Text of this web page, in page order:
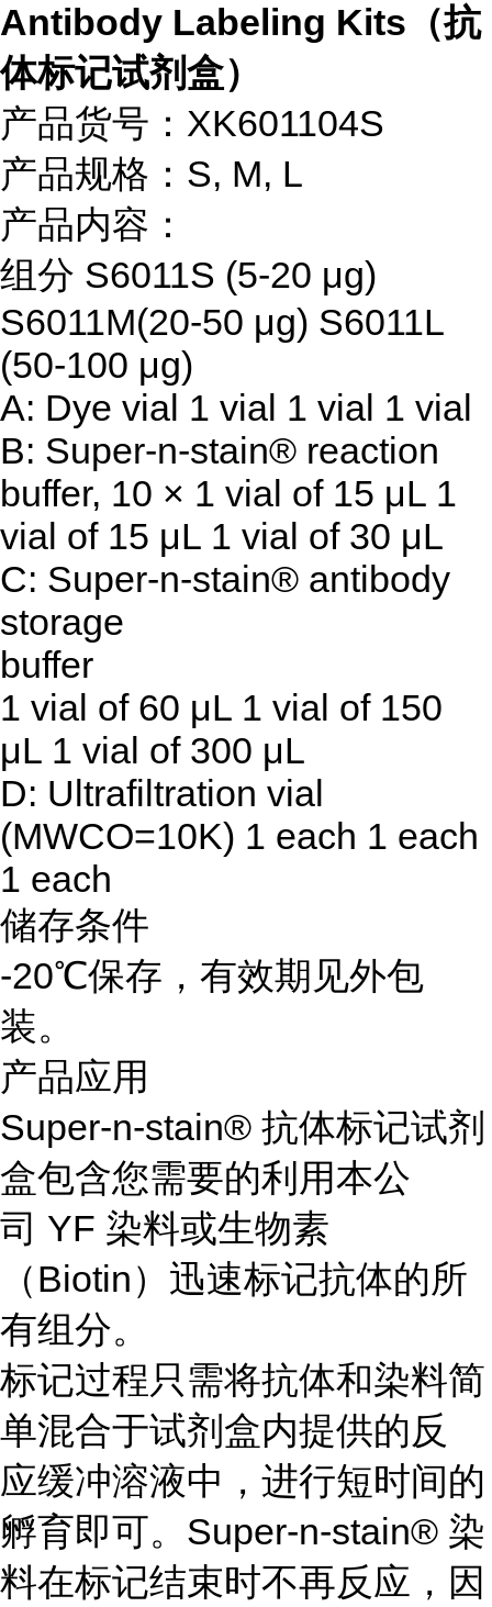
Antibody Labeling Kits（抗
体标记试剂盒）
产品货号：XK601104S
产品规格：S, M, L
产品内容：
组分 S6011S (5-20 μg)
S6011M(20-50 μg) S6011L
(50-100 μg)
A: Dye vial 1 vial 1 vial 1 vial
B: Super-n-stain® reaction
buffer, 10 × 1 vial of 15 μL 1
vial of 15 μL 1 vial of 30 μL
C: Super-n-stain® antibody
storage
buffer
1 vial of 60 μL 1 vial of 150
μL 1 vial of 300 μL
D: Ultrafiltration vial
(MWCO=10K) 1 each 1 each
1 each
储存条件
-20℃保存，有效期见外包
装。
产品应用
Super-n-stain® 抗体标记试剂
盒包含您需要的利用本公
司 YF 染料或生物素
（Biotin）迅速标记抗体的所
有组分。
标记过程只需将抗体和染料简
单混合于试剂盒内提供的反
应缓冲溶液中，进行短时间的
孵育即可。Super-n-stain® 染
料在标记结束时不再反应，因